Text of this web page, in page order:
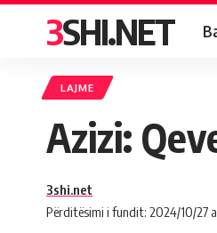
3SHI.NET
LAJME
Azizi:
Përditësimi i fundit: 2024/10/27
3shi.net